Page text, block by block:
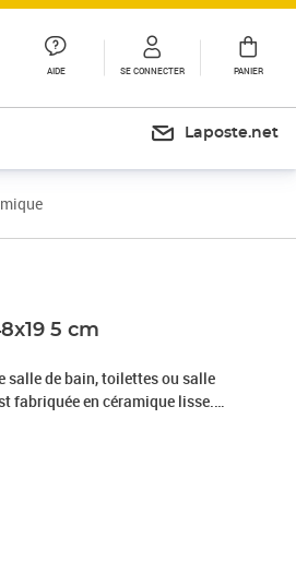
AIDE SE CONNECTER PANIER
Laposte.net
5 cm
salle de bain, toilettes ou salle
fabriquée en céramique lisse.
matériau est un choix
brillante ajoute une